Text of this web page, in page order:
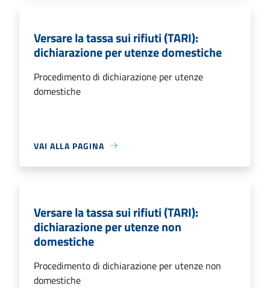
Versare la tassa sui rifiuti (TARI):
dichiarazione per utenze domestiche
Procedimento di dichiarazione per utenze
domestiche
VAI ALLA PAGINA
Versare la tassa sui rifiuti (TARI):
dichiarazione per utenze non
domestiche
Procedimento di dichiarazione per utenze non
domestiche